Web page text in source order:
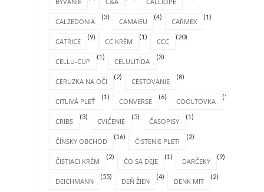
CALZEDONIA
(3)
CAMAIEU
(4)
CARMEX
(1)
CATRICE
(9)
CC KRÉM
(1)
CCC
(20)
CELLU-CUP
(1)
CELULITÍDA
(3)
CERUZKA NA OČI
(2)
CESTOVANIE
(8)
CITLIVÁ PLEŤ
(1)
CONVERSE
(6)
COOLTOVKA
(1)
CRIBS
(3)
CVIČENIE
(5)
ČASOPISY
(1)
ČÍNSKY OBCHOD
(16)
ČISTENIE PLETI
(2)
ČISTIACI KRÉM
(2)
ČO SA DEJE
(1)
DARČEKY
(9)
DEICHMANN
(55)
DEŇ ŽIEN
(4)
DENK MIT
(2)